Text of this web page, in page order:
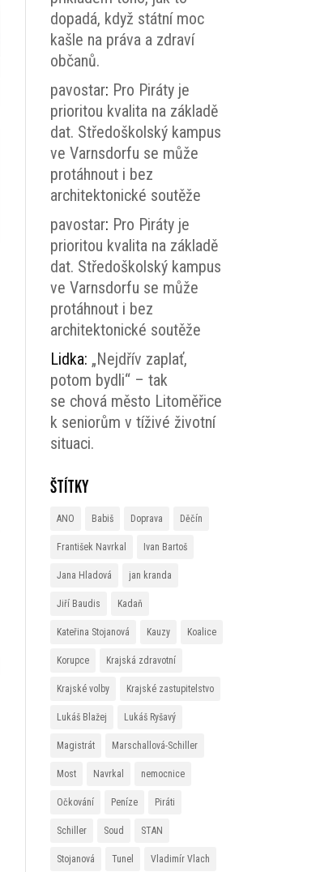
dopadá, když státní moc
kašle na práva a zdraví
občanů.
pavostar: Pro Piráty je
prioritou kvalita na základě
dat. Středoškolský kampus
ve Varnsdorfu se může
protáhnout i bez
architektonické soutěže
pavostar: Pro Piráty je
prioritou kvalita na základě
dat. Středoškolský kampus
ve Varnsdorfu se může
protáhnout i bez
architektonické soutěže
Lidka: „Nejdřív zaplať,
potom bydli“ – tak
se chová město Litoměřice
k seniorům v tíživé životní
situaci.
Štítky
ANO Babiš Doprava Děčín
František Navrkal Ivan Bartoš
Jana Hladová jan kranda
Jiří Baudis Kadaň
Kateřina Stojanová Kauzy Koalice
Korupce Krajská zdravotní
Krajské volby Krajské zastupitelstvo
Lukáš Blažej Lukáš Ryšavý
Magistrát Marschallová-Schiller
Most Navrkal nemocnice
Očkování Peníze Piráti
Schiller Soud STAN
Stojanová Tunel Vladimír Vlach